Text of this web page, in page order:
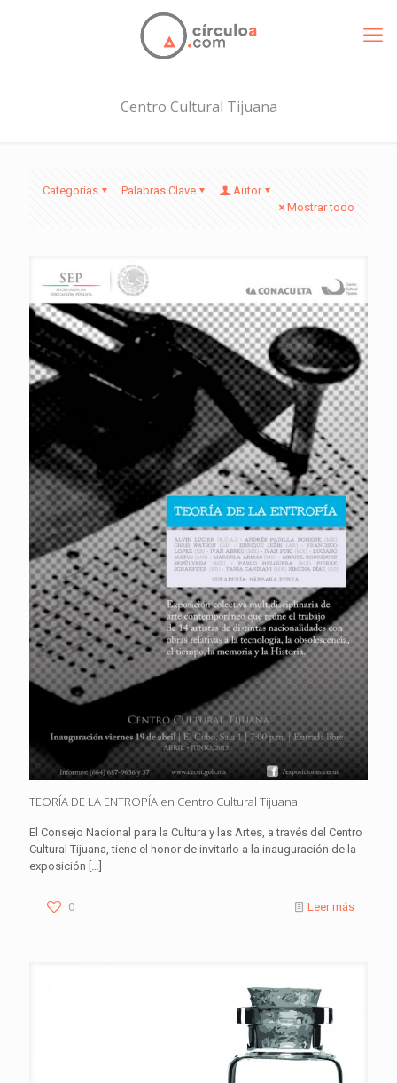
Centro Cultural Tijuana
Categorías Palabras Clave
Autor
Mostrar todo
TEORÍA DE LA ENTROPÍA en Centro Cultural Tijuana
El Consejo Nacional para la Cultura y las Artes, a través del Centro
Cultural Tijuana, tiene el honor de invitarlo a la inauguración de la
exposición […]
0 Leer más